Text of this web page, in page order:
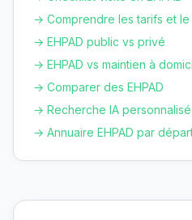
→ Comprendre les tarifs et le
→ EHPAD public vs privé
→ EHPAD vs maintien à
→ Comparer des EHPAD
→ Recherche IA
→ Annuaire EHPAD par